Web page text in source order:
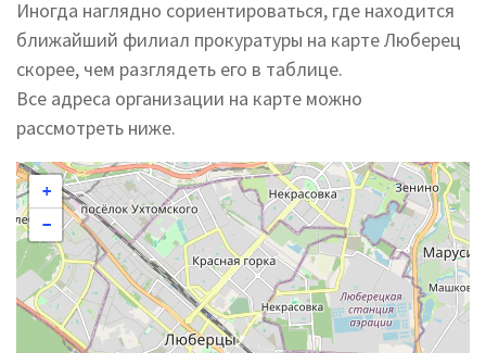
Иногда наглядно сориентироваться, где находится
ближайший филиал прокуратуры на карте Люберец
скорее, чем разглядеть его в таблице.
Все адреса организации на карте можно
рассмотреть ниже.
+
−